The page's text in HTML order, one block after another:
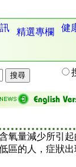
精選專欄 健
氧量減少所引
區的人，症狀